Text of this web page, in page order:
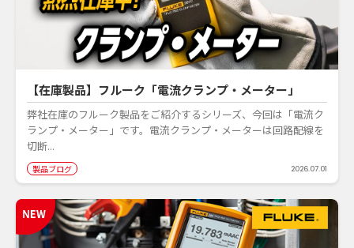
【在庫製品】フルーク「電流クランプ・メーター」
弊社在庫のフルーク製品をご紹介するシリーズ、今回は「電流ク
ランプ・メーター」です。電流クランプ・メーターは回路配線を
切断...
製品ブログ 2026.07.01